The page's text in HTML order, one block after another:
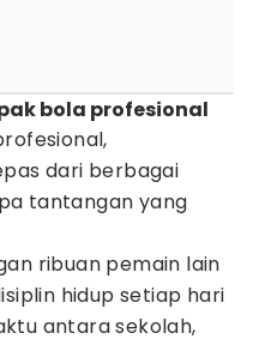
bola profesional
dari berbagai
tantangan yang
ribuan pemain lain
hidup setiap hari
antara sekolah,